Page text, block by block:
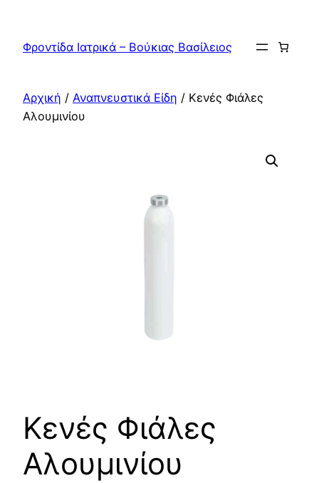
περιεχόμενο
Φροντίδα Ιατρικά – Βούκιας Βασίλειος
Αρχική / Αναπνευστικά Είδη / Κενές Φιάλες
Αλουμινίου
Κενές Φιάλες
Αλουμινίου